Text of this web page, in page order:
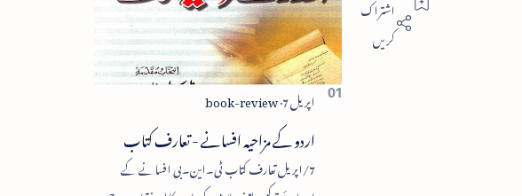
اردو کے مزاحیہ افسانے - تعارف کتاب
7/اپریل تعارف کتاب ٹی۔این۔بی افسانے کے